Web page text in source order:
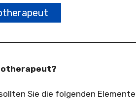
Sie die folgenden Elemente